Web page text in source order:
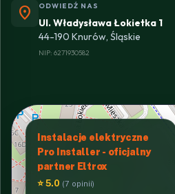
location_on ODWIEDŹ NAS
Ul. Władysława Łokietka 1
44-190 Knurów, Śląskie
NIP: 6271930582
Instalacje elektryczne
Pro Installer - oficjalny
partner Eltrox
⭐ 5.0 (7 opinii)